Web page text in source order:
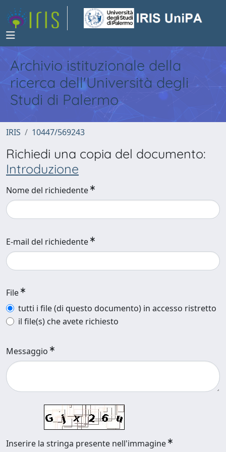
Archivio istituzionale della
ricerca dell'Università degli
Studi di Palermo
IRIS 10447/569243
Richiedi una copia del documento:
Introduzione
Nome del richiedente
E-mail del richiedente
File
tutti i file (di questo documento) in accesso ristretto
il file(s) che avete richiesto
Messaggio
Inserire la stringa presente nell'immagine